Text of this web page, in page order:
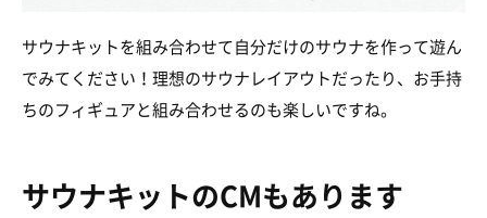
サウナキットを組み合わせて自分だけのサウナを作って遊ん
でみてください！理想のサウナレイアウトだったり、お手持
ちのフィギュアと組み合わせるのも楽しいですね。
サウナキットのCMもあります